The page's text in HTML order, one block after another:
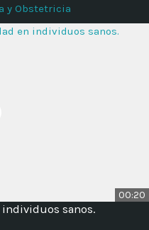
y Obstetricia
00:20
individuos sanos.